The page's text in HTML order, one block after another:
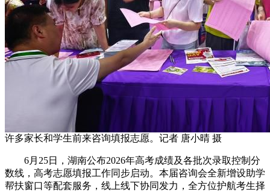
许多家长和学生前来咨询填报志愿。记者 唐小晴 摄
6月25日，湖南公布2026年高考成绩及各批次录取控制分
数线，高考志愿填报工作同步启动。本届咨询会全新增设助学
帮扶窗口等配套服务，线上线下协同发力，全方位护航考生择